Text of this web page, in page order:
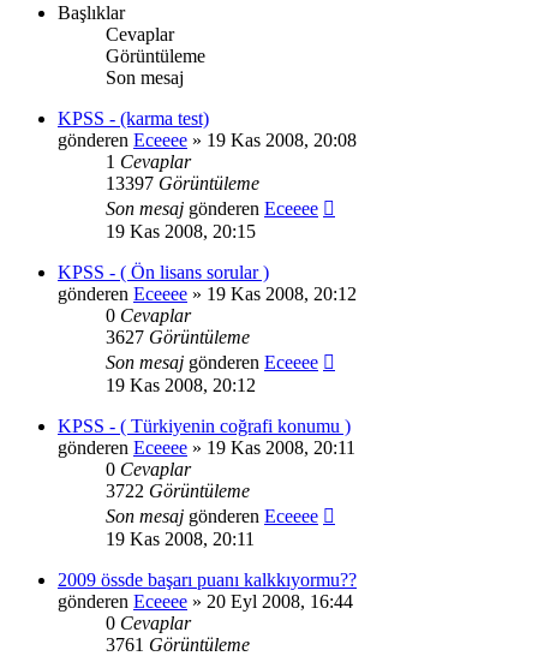
Başlıklar
Cevaplar
Görüntüleme
Son mesaj
KPSS - (karma test)
gönderen Eceeee » 19 Kas 2008, 20:08
1 Cevaplar
13397 Görüntüleme
Son mesaj gönderen Eceeee
19 Kas 2008, 20:15
KPSS - ( Ön lisans sorular )
gönderen Eceeee » 19 Kas 2008, 20:12
0 Cevaplar
3627 Görüntüleme
Son mesaj gönderen Eceeee
19 Kas 2008, 20:12
KPSS - ( Türkiyenin coğrafi konumu )
gönderen Eceeee » 19 Kas 2008, 20:11
0 Cevaplar
3722 Görüntüleme
Son mesaj gönderen Eceeee
19 Kas 2008, 20:11
2009 össde başarı puanı kalkkıyormu??
gönderen Eceeee » 20 Eyl 2008, 16:44
0 Cevaplar
3761 Görüntüleme